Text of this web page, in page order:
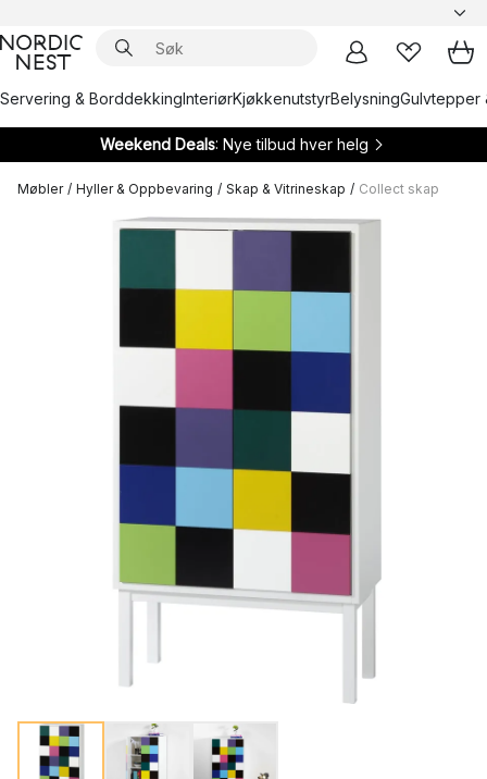
Servering & BorddekkingInteriørKjøkkenutstyrBelysningGulvtepper
Weekend Deals: Nye tilbud hver helg
Møbler / Hyller & Oppbevaring / Skap & Vitrineskap / Collect skap